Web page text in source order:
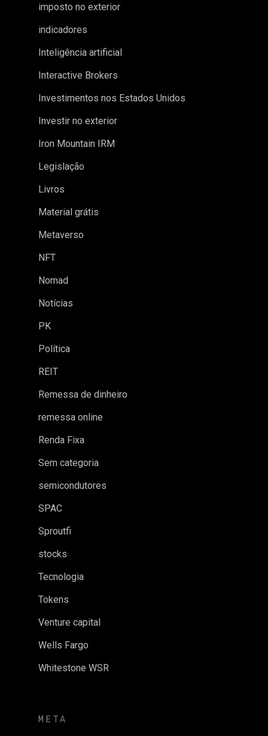
imposto no exterior
indicadores
Inteligência artificial
Interactive Brokers
Investimentos nos Estados Unidos
Investir no exterior
Iron Mountain IRM
Legislação
Livros
Material grátis
Metaverso
NFT
Nomad
Notícias
PK
Política
REIT
Remessa de dinheiro
remessa online
Renda Fixa
Sem categoria
semicondutores
SPAC
Sproutfi
stocks
Tecnologia
Tokens
Venture capital
Wells Fargo
Whitestone WSR
META